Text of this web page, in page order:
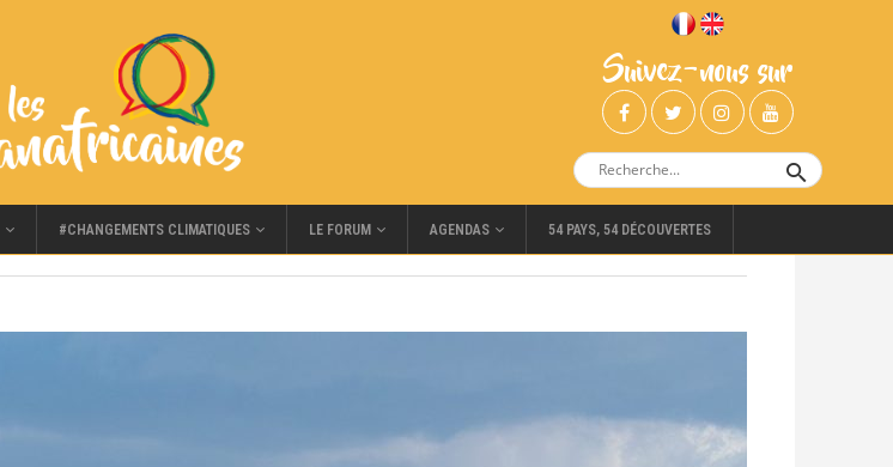
Suivez-nous sur
#CHANGEMENTS CLIMATIQUES LE FORUM AGENDAS 54 PAYS, 54 DÉCOUVERTES